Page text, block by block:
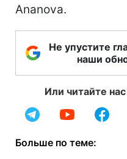
Ananova.
Не упустите
наши
Или читайте
Больше по теме: